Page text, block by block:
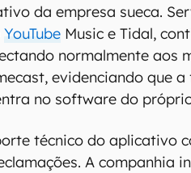
da empresa sueca.
YouTube Music e Tidal,
normalmente aos
evidenciando que
no software do
técnico do aplicativo
A companhia